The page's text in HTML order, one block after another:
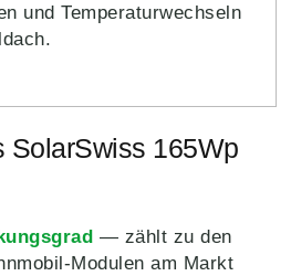
und Temperaturwechseln
SolarSwiss 165Wp
— zählt zu den
Modulen am Markt